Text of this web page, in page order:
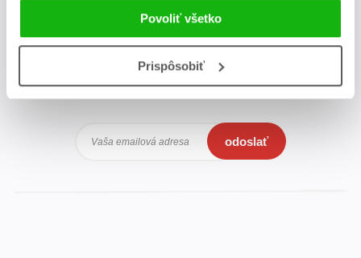
Povoliť všetko
Prispôsobiť
Albatros Media newsletter
Zaujíma Vás, aký knižný hit práve vychádza, na aký tovar je
výhodná zľava, aká beží súťaž o ceny?
našich e-mailových noviniek!
Vaša emailová adresa odoslať